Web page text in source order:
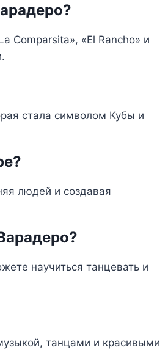
Comparsita», «El Rancho» и
стала символом Кубы и
людей и создавая
научиться танцевать и
танцами и красивыми